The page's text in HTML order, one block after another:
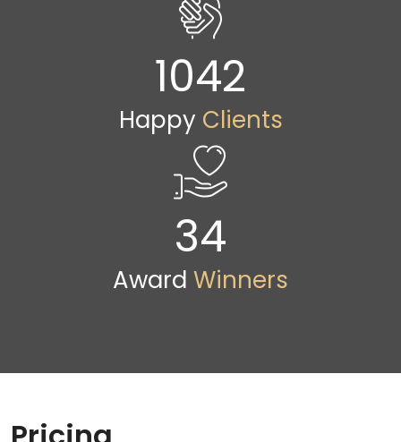
1042
Happy Clients
34
Award Winners